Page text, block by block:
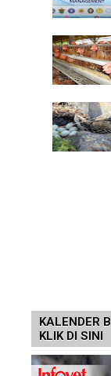
KALENDER
KLIK DI SINI